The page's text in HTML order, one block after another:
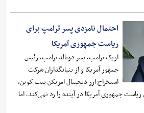
احتمال نامزدی پسر ترامپ برای
ریاست جمهوری آمریکا
اریک ترامپ، پسر دونالد ترامپ، رئیس
جمهور آمریکا و از بنیانگذاران شرکت
استخراج ارز دیجیتال امریکن بیت کوین،
جمهوری آمریکا در آینده را رد نمی‌کند، اما